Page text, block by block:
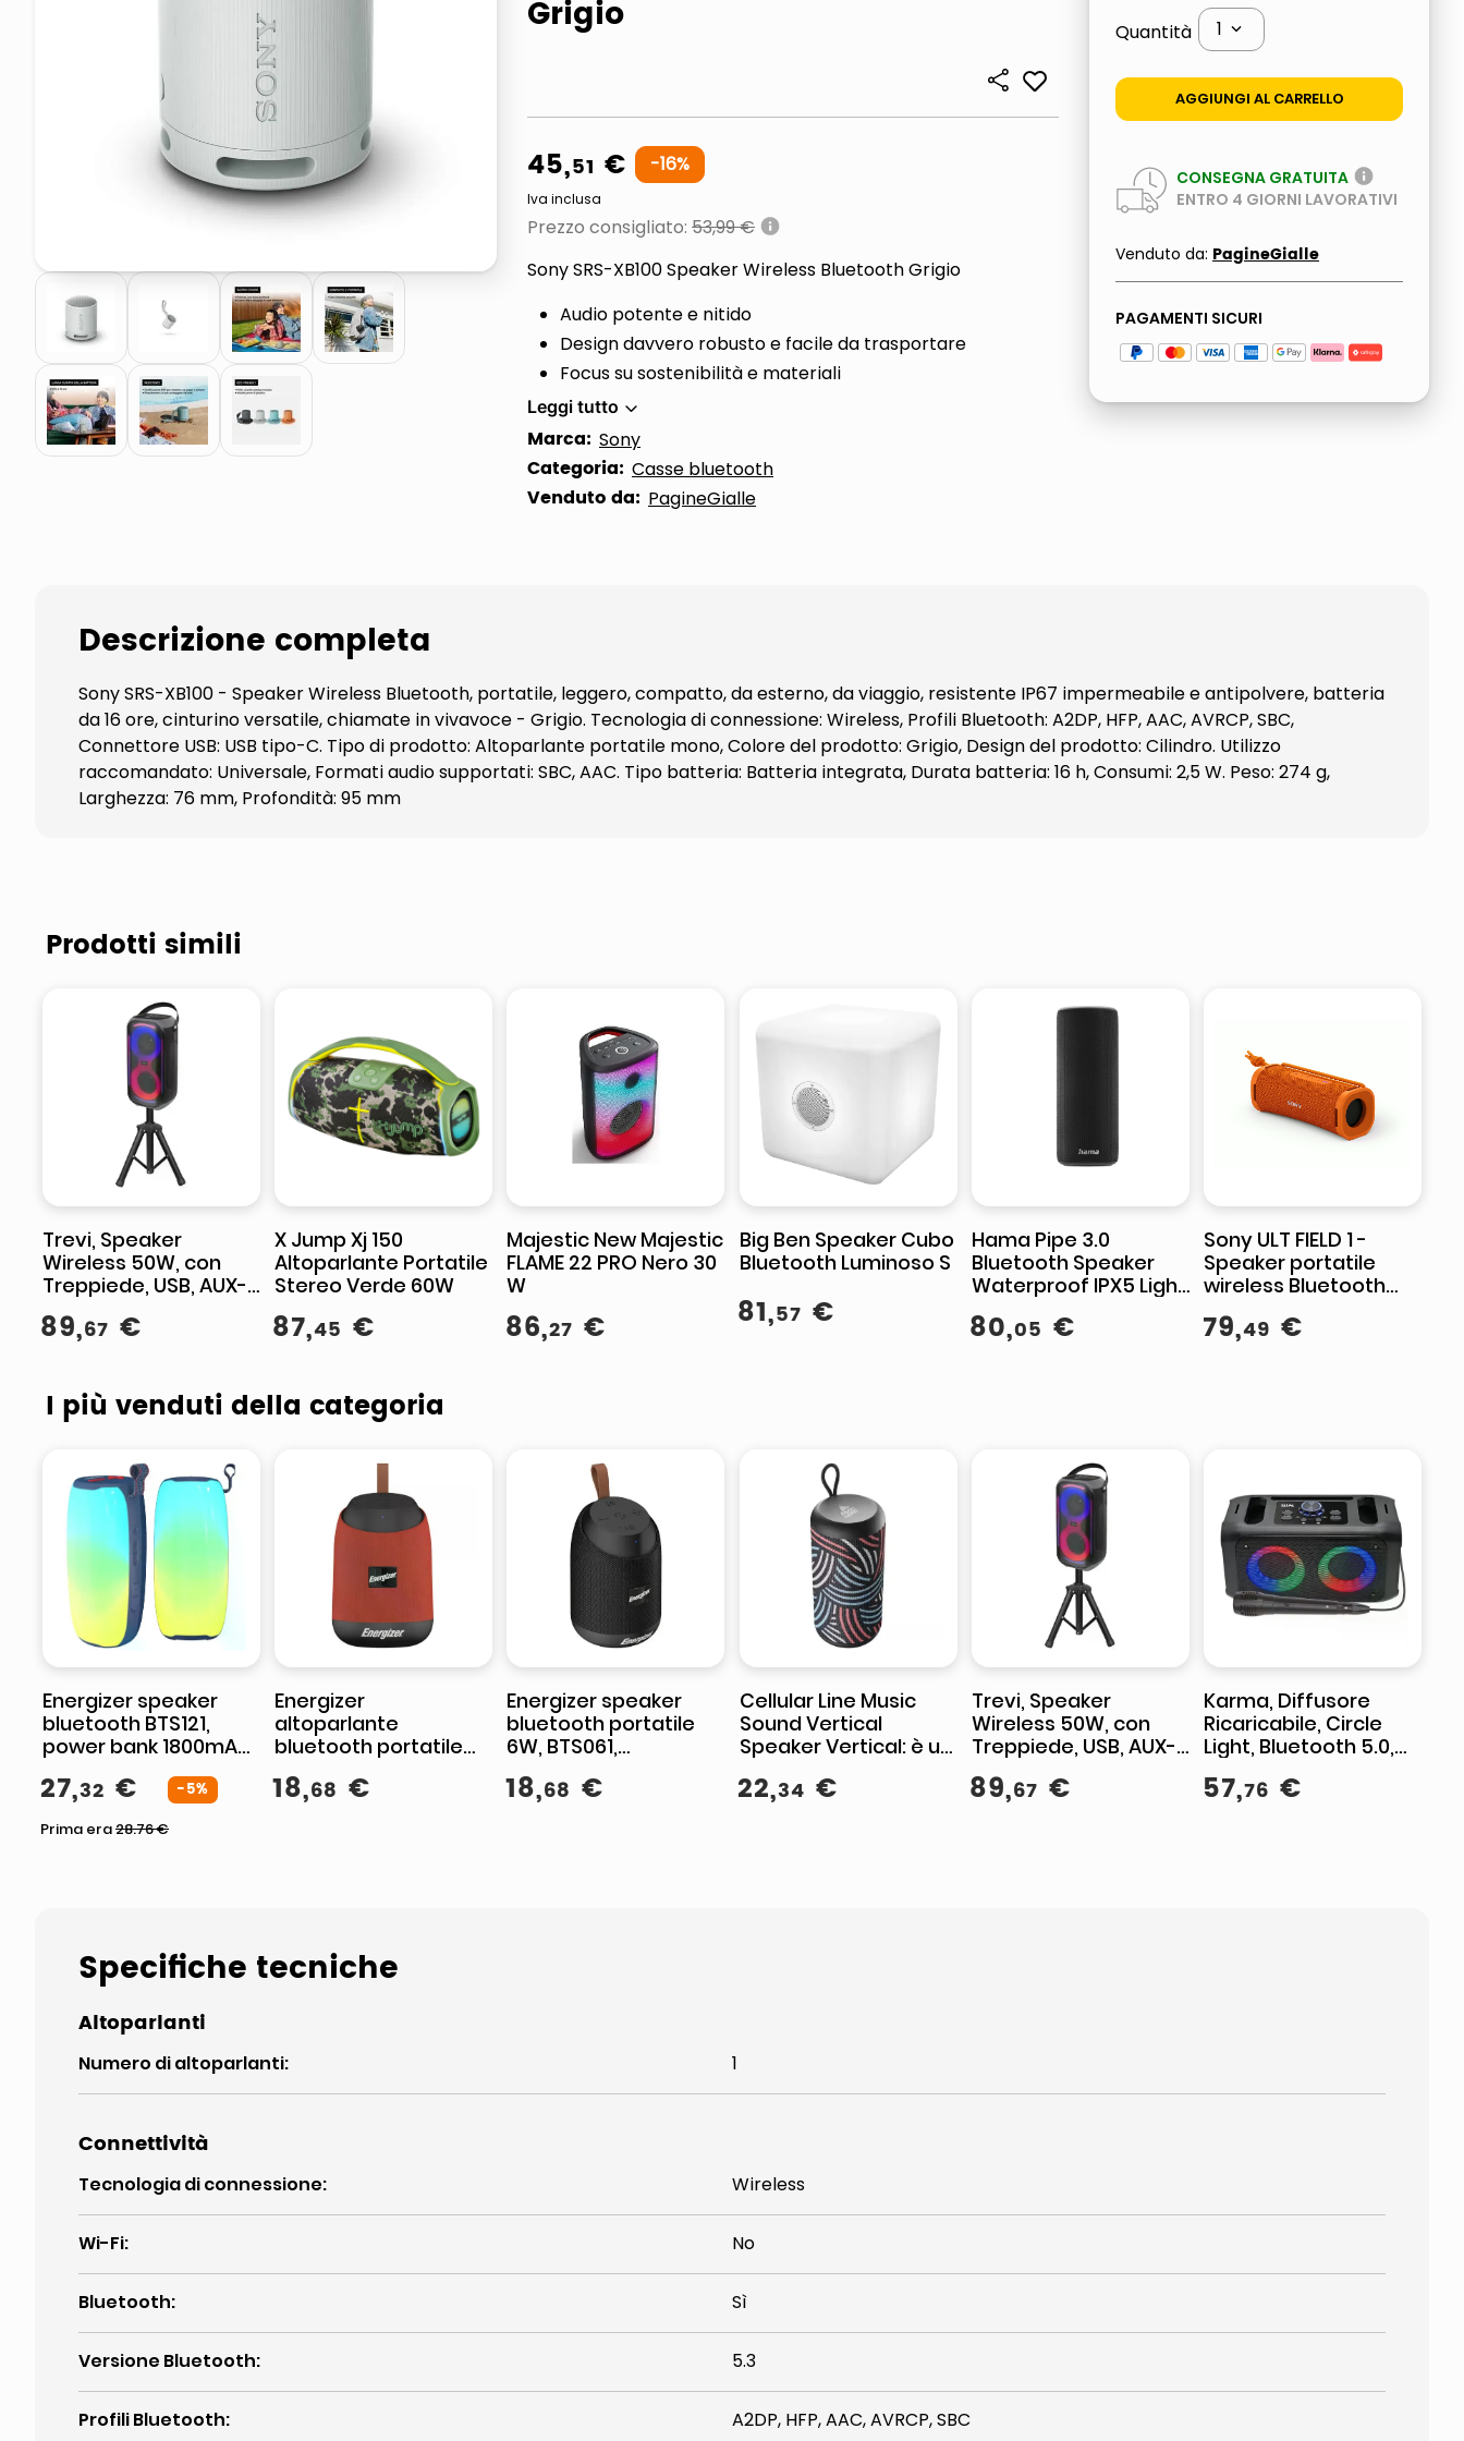
pattumiera raccolta differenziata
elenco telefonico
Grigio
45,51 € -16%
Iva inclusa
Prezzo consigliato: 53,99 €
Sony SRS-XB100 Speaker Wireless Bluetooth Grigio
Audio potente e nitido
Design davvero robusto e facile da trasportare
Focus su sostenibilità e materiali
Leggi tutto
Marca: Sony
Categoria: Casse bluetooth
Venduto da: PagineGialle
Quantità 1
AGGIUNGI AL CARRELLO
CONSEGNA GRATUITA
ENTRO 4 GIORNI LAVORATIVI
Venduto da: PagineGialle
PAGAMENTI SICURI
Descrizione completa
Sony SRS-XB100 - Speaker Wireless Bluetooth, portatile, leggero, compatto, da esterno, da viaggio, resistente IP67 impermeabile e antipolvere, batteria
da 16 ore, cinturino versatile, chiamate in vivavoce - Grigio. Tecnologia di connessione: Wireless, Profili Bluetooth: A2DP, HFP, AAC, AVRCP, SBC,
Connettore USB: USB tipo-C. Tipo di prodotto: Altoparlante portatile mono, Colore del prodotto: Grigio, Design del prodotto: Cilindro. Utilizzo
raccomandato: Universale, Formati audio supportati: SBC, AAC. Tipo batteria: Batteria integrata, Durata batteria: 16 h, Consumi: 2,5 W. Peso: 274 g,
Larghezza: 76 mm, Profondità: 95 mm
Prodotti simili
Trevi, Speaker
Wireless 50W, con
Treppiede, USB, AUX-
IN, TWS, XFM 225 W
89,67 €
X Jump Xj 150
Altoparlante Portatile
Stereo Verde 60W
87,45 €
Majestic New Majestic
FLAME 22 PRO Nero 30
W
86,27 €
Big Ben Speaker Cubo
Bluetooth Luminoso S
81,57 €
Hama Pipe 3.0
Bluetooth Speaker
Waterproof IPX5 Light
24W
80,05 €
Sony ULT FIELD 1 -
Speaker portatile
wireless Bluetooth
con ULT POWER
SOUND, bassi potenti,
79,49 €
I più venduti della categoria
Energizer speaker
bluetooth BTS121,
power bank 1800mAh,
stereo 6W x2,
Bluetooth 5.2,
luci LED, vivavoce, FM,
27,32 € -5%
Prima era28.76€
Energizer
altoparlante
bluetooth portatile
6W, BTS061,
microfono integrato,
18,68 €
Energizer speaker
bluetooth portatile
6W, BTS061,
microfono integrato,
power bank, radio FM,
18,68 €
Cellular Line Music
Sound Vertical
Speaker Vertical: è un
i giovani che hanno
22,34 €
Trevi, Speaker
Wireless 50W, con
Treppiede, USB, AUX-
IN, TWS, XFM 225 W
89,67 €
Karma, Diffusore
Ricaricabile, Circle
Light, Bluetooth 5.0,
Incluso
57,76 €
Specifiche tecniche
Altoparlanti
Numero di altoparlanti: 1
Connettività
Tecnologia di connessione: Wireless
Wi-Fi: No
Bluetooth: Sì
Versione Bluetooth: 5.3
Profili Bluetooth: A2DP, HFP, AAC, AVRCP, SBC